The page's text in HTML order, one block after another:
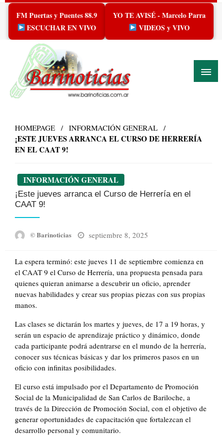
Skip
content
FM Puertas y Puentes 88.9
ESCUCHAR EN VIVO
YO TE AVISÉ - Marcelo Parra
VIDEOS y VIVO
HOMEPAGE INFORMACIÓN GENERAL
¡ESTE JUEVES ARRANCA EL CURSO DE HERRERÍA
EN EL CAAT 9!
INFORMACIÓN GENERAL
¡Este jueves arranca el Curso de Herrería en el
CAAT 9!
© Barinoticias
Posted
septiembre 8, 2025
La espera terminó: este jueves 11 de septiembre comienza en
el CAAT 9 el Curso de Herrería, una propuesta pensada para
quienes quieran animarse a descubrir un oficio, aprender
nuevas habilidades y crear sus propias piezas con sus propias
manos.
Las clases se dictarán los martes y jueves, de 17 a 19 horas, y
serán un espacio de aprendizaje práctico y dinámico, donde
cada participante podrá adentrarse en el mundo de la herrería,
conocer sus técnicas básicas y dar los primeros pasos en un
oficio con infinitas posibilidades.
El curso está impulsado por el Departamento de Promoción
Social de la Municipalidad de San Carlos de Bariloche, a
través de la Dirección de Promoción Social, con el objetivo de
generar oportunidades de capacitación que fortalezcan el
desarrollo personal y comunitario.